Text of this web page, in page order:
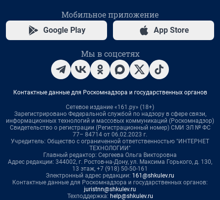
Мобильное приложение
Google Play App Store
Мы в соцсетях
Контактные данные для Роскомнадзора и государственных органов
Сетевое издание «161.ру» (18+)
Зарегистрировано Федеральной службой по надзору в сфере связи,
информационных технологий и массовых коммуникаций (Роскомнадзор)
Свидетельство о регистрации (Регистрационный номер) СМИ ЭЛ № ФС
77– 84714 от 06.02.2023 г.
Учредитель: Общество с ограниченной ответственностью "ИНТЕРНЕТ
ТЕХНОЛОГИИ"
Главный редактор: Сергеева Ольга Викторовна
Адрес редакции: 344002, г. Ростов-на-Дону, ул. Максима Горького, д. 130,
13 этаж, +7 (918) 50-50-161
Электронный адрес редакции: 161@shkulev.ru
Контактные данные для Роскомнадзора и государственных органов:
juristnn@shkulev.ru
Техподдержка: help@shkulev.ru